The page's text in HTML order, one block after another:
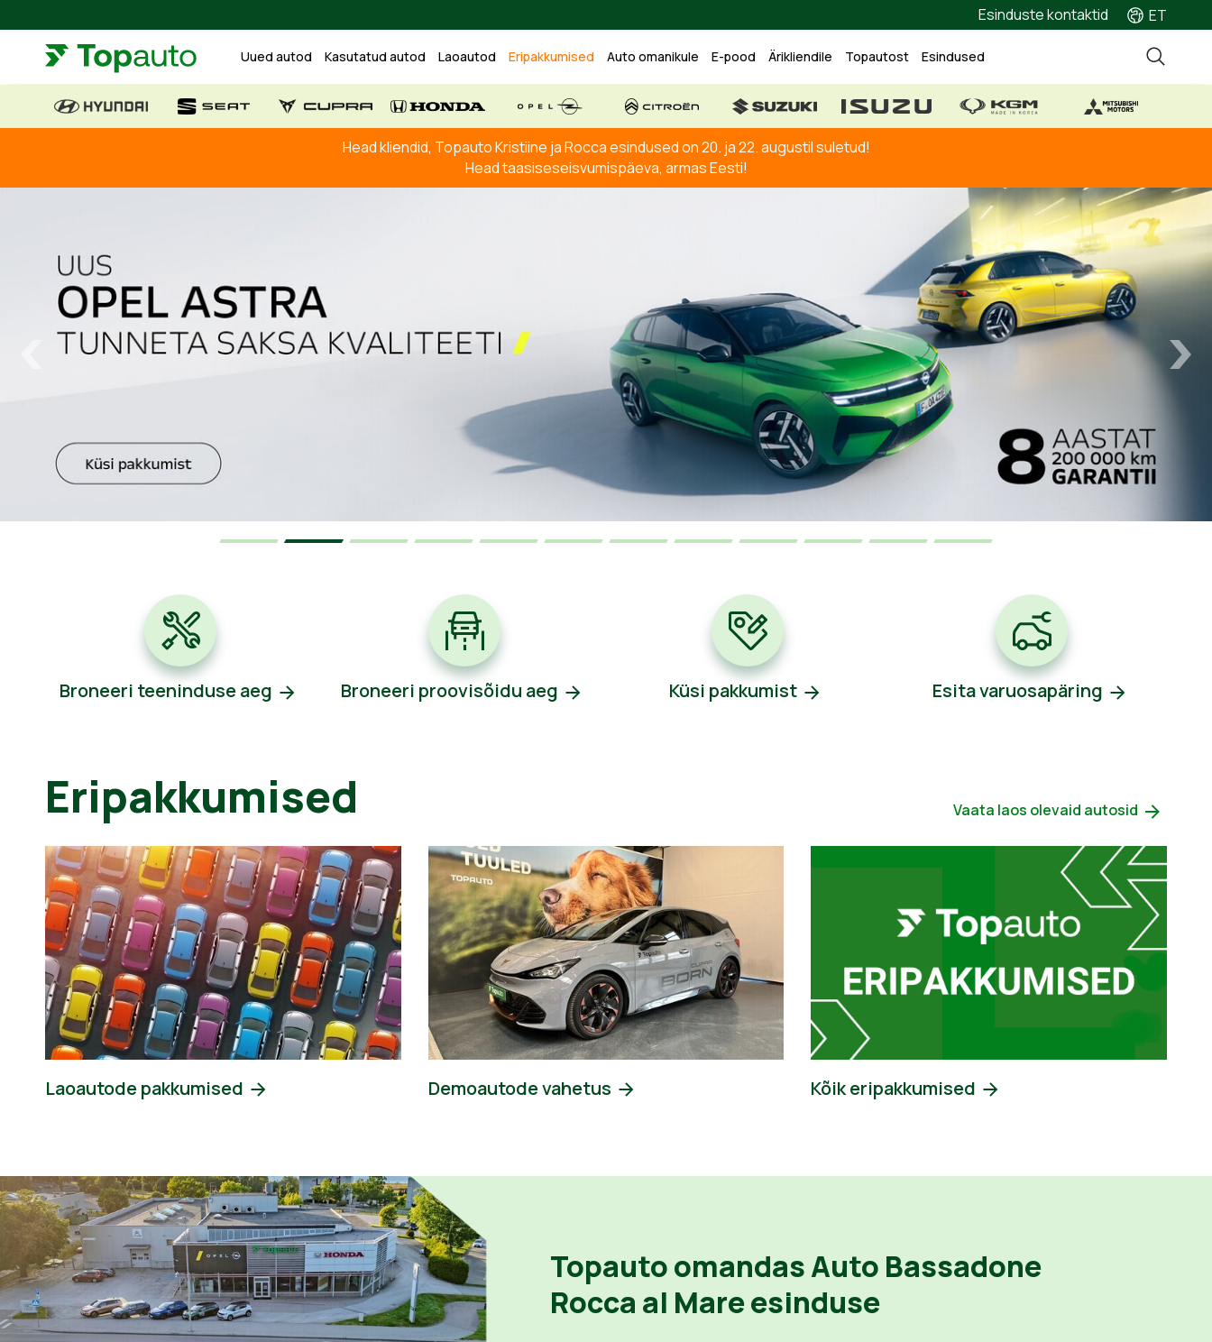
Esinduste kontaktid ET
Uued autod Kasutatud autod Laoautod Eripakkumised Auto omanikule E-pood Ärikliendile Topautost Esindused
Head kliendid, Topauto Kristiine ja Rocca esindused on 20. ja 22. augustil suletud!
Head taasiseseisvumispäeva, armas Eesti!
Broneeri teeninduse aeg Broneeri proovisõidu aeg Küsi pakkumist Esita varuosapäring
Eripakkumised Vaata laos olevaid autosid
Laoautode pakkumised Demoautode vahetus Kõik eripakkumised
Topauto omandas Auto Bassadone
Rocca al Mare esinduse